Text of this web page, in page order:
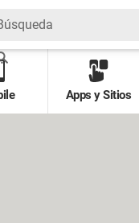
Apps y Sitios